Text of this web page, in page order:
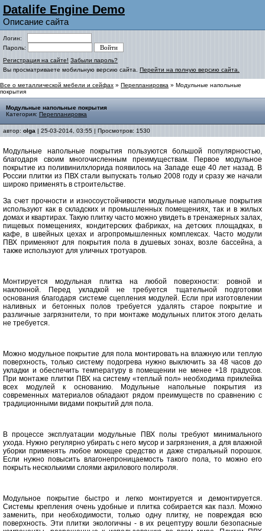
Datalife Engine Demo
Описание сайта
Логин:
Пароль:
Регистрация на сайте! Забыли пароль?
Вы просматриваете мобильную версию сайта. Перейти на полную версию сайта.
Все о металлической мебели и сейфах » Перепланировка » Модульные напольные
покрытия
Модульные напольные покрытия
Категория: Перепланировка
автор: olga | 25-03-2014, 03:55 | Просмотров: 1530
Модульные напольные покрытия пользуются большой популярностью,
благодаря своим многочисленным преимуществам. Первое модульное
покрытие из поливинилхлорида появилось на Западе еще 40 лет назад. В
России плитки из ПВХ стали выпускать только 2008 году и сразу же начали
широко применять в строительстве.
За счет прочности и износоустойчивости модульные напольные покрытия
используют как в складских и промышленных помещениях, так и в жилых
домах и квартирах. Такую плитку часто можно увидеть в тренажерных залах,
пищевых помещениях, кондитерских фабриках, на детских площадках, в
кафе, в швейных цехах и агропромышленных комплексах. Часто модули
ПВХ применяют для покрытия пола в душевых зонах, возле бассейна, а
также используют для уличных тротуаров.
Монтируется модульная плитка на любой поверхности: ровной и
наклонной. Перед укладкой не требуется тщательной подготовки
основания благодаря системе сцепления модулей. Если при изготовлении
наливных и бетонных полов требуется удалять старое покрытие и
различные загрязнители, то при монтаже модульных плиток этого делать
не требуется.
Можно модульное покрытие для пола монтировать на влажную или теплую
поверхность, только систему подогрева нужно выключить за 48 часов до
укладки и обеспечить температуру в помещении не менее +18 градусов.
При монтаже плитки ПВХ на систему «теплый пол» необходима приклейка
всех модулей к основанию. Модульные напольные покрытия из
современных материалов обладают рядом преимуществ по сравнению с
традиционными видами покрытий для пола.
В процессе эксплуатации модульные ПВХ полы требуют минимального
ухода. Нужно регулярно убирать с него мусор и загрязнения, а для влажной
уборки применять любое моющее средство и даже стиральный порошок.
Если нужно повысить влагонепроницаемость такого пола, то можно его
покрыть несколькими слоями акрилового полироля.
Модульное покрытие быстро и легко монтируется и демонтируется.
Системы крепления очень удобные и плитка собирается как пазл. Можно
заменить, при необходимости, только одну плитку, не повреждая всю
поверхность. Эти плитки экологичны - в их рецептуру вошли безопасные